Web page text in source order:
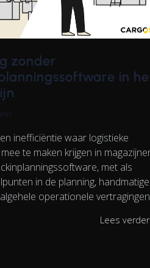
zonder
in
inefficiëntie waar logistieke
te maken krijgen in
met als
in de planning, handmatige
operationele
Lees